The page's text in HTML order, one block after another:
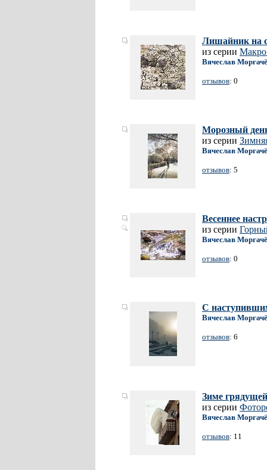
Лишайник на
из серии
Вячеслав
отзывов: 0
Морозный
из серии
Вячеслав
отзывов: 5
Весеннее
из серии
Вячеслав
отзывов: 0
С
Вячеслав
отзывов: 6
Зиме
из серии
Вячеслав
отзывов: 11